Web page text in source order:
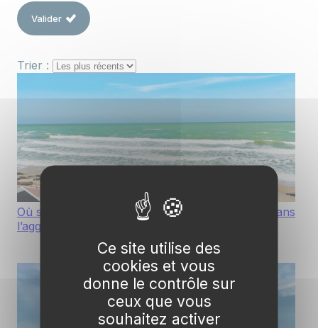
Valider
Trier :
Où se concentrent les revenus les plus élevés dans
l’agglomération de Caen ?
Ce site utilise des
cookies et vous
donne le contrôle sur
ceux que vous
souhaitez activer